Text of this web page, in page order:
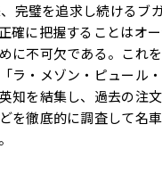
完璧を追求し続けるブ
確に把握することはオ
に不可欠である。これ
ラ・メゾン・ピュール
知を結集し、過去の注
を徹底的に調査して名